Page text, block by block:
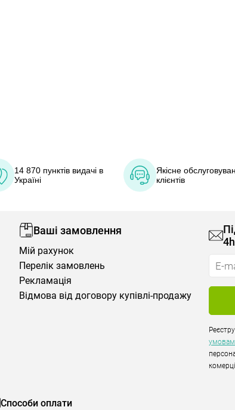
14 870 пунктів видачі в
Україні
Якісне
клієнтів
Ваші замовлення
Мій рахунок
Перелік замовлень
Рекламація
Відмова від договору купівлі-продажу
Способи оплати